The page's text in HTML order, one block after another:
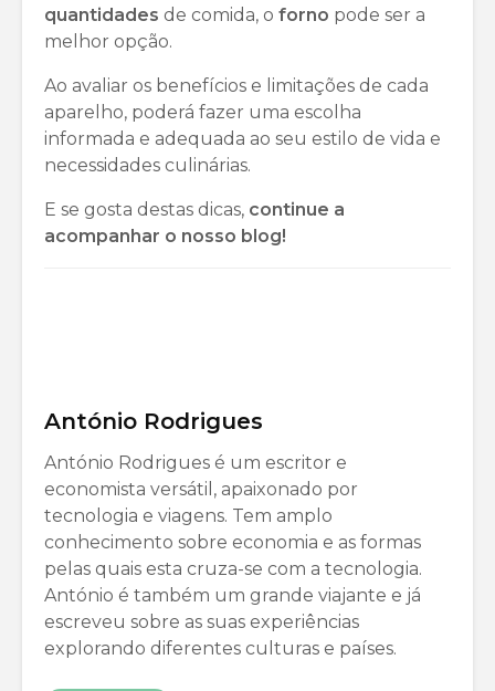
quantidades de comida, o forno pode ser a
melhor opção.
Ao avaliar os benefícios e limitações de cada
aparelho, poderá fazer uma escolha
informada e adequada ao seu estilo de vida e
necessidades culinárias.
E se gosta destas dicas, continue a
acompanhar o nosso blog!
António Rodrigues
António Rodrigues é um escritor e
economista versátil, apaixonado por
tecnologia e viagens. Tem amplo
conhecimento sobre economia e as formas
pelas quais esta cruza-se com a tecnologia.
António é também um grande viajante e já
escreveu sobre as suas experiências
explorando diferentes culturas e países.